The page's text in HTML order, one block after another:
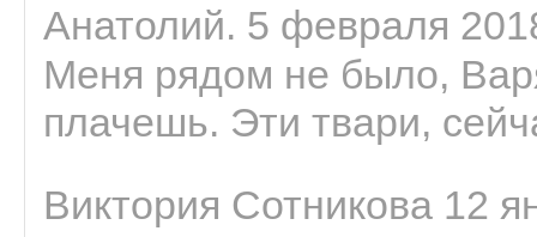
Анатолий. 5 февраля
Меня рядом не было,
плачешь. Эти твари,
Виктория Сотникова 12